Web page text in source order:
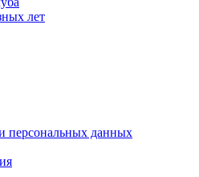
лет
персональных данных